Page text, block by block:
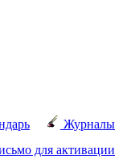
Журналы
для активации